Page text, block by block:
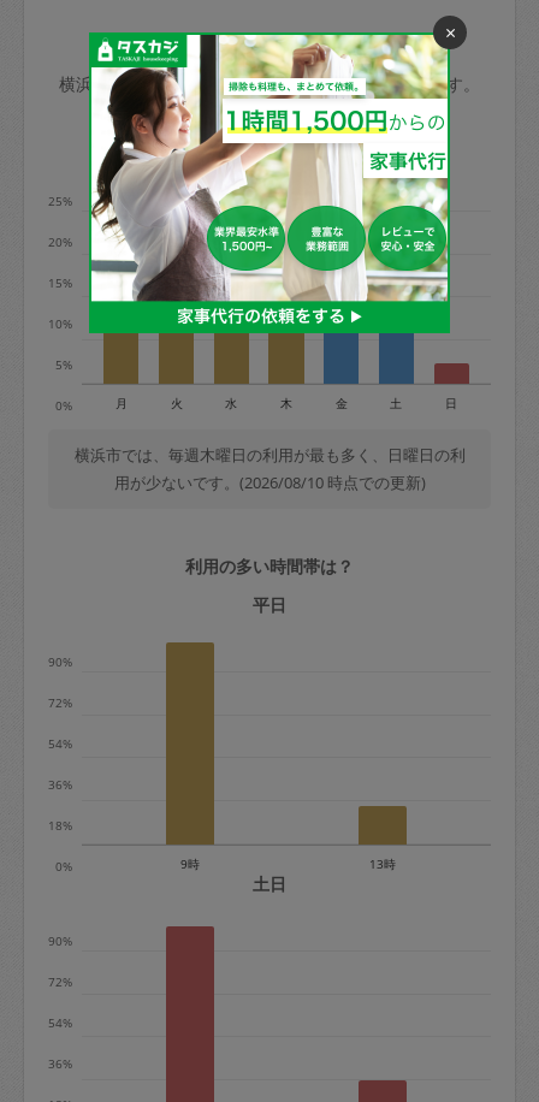
依頼者不在による当日キャンセル＝依頼
金額の100%＋交通費全額
※例：依頼日時／土曜日午前9時開始の場
合、水曜日午前9時以降はキャンセル料が
発生
水曜日9時〜金曜日9時まで＝依頼料金の
50%
金曜日9時～土曜日8時まで＝依頼金額の
＋交通費全額
依頼者不在による当日キャンセル＝依頼
金額の100%＋交通費全額
定期契約をキャンセルする場合、毎週定
期は月2回まで隔週定期は月1回までキャ
※キャンセル料金の設定について：
きた場合は損害保険の対象外となるので
ご注意ください。
玉、など
あわせてこちらも参照ください：初めて
利用します。注意しなくてはいけない点
はありますか？
横浜市の家事代行ご利用状況
横浜市のタスカジの利用データを元に掲載しています。
利用の多い曜日は？
0%
5%
10%
15%
20%
25%
月 火 水 木 金 土 日
横浜市では、毎週木曜日の利用が最も多く、日曜日の利
用が少ないです。(2026/08/10 時点での更新)
利用の多い時間帯は？
平日
0%
18%
36%
54%
72%
90%
9時 13時
土日
36%
54%
72%
90%
×